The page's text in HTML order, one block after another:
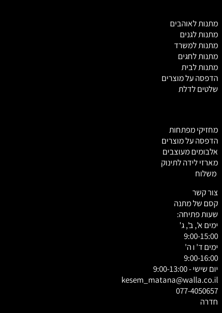
מתנות לאוהבים
מתנות לגנים
מתנות למשרד
מתנות לחגים
מתנות לבית
הדפסה על מוצרים
שלטים לדלת
מחזיקי מפתחות
הדפסה על מוצרים
אלבומים מעוצבים
מארזי לידה לתינוק
משלוח
צור קשר
קסם של מתנה
שעות פתיחה:
ימים א', ב', ג'
9:00-15:00
ימים ד' ו ה'
9:00-16:00
יום שישי - 9:00-13:00
kesem_matana@walla.co.il
077-4050657
חדרה